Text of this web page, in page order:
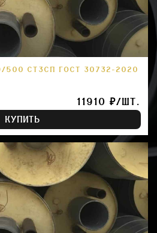
500 СТ3СП ГОСТ 30732-2020
11910 ₽/ШТ.
КУПИТЬ